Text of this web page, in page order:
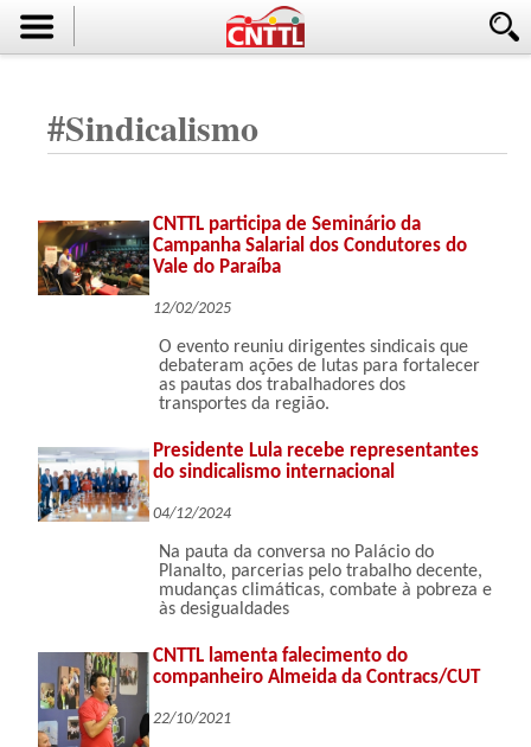
#Sindicalismo
CNTTL participa de Seminário da
Campanha Salarial dos Condutores do
Vale do Paraíba
12/02/2025
O evento reuniu dirigentes sindicais que
debateram ações de lutas para fortalecer
as pautas dos trabalhadores dos
transportes da região.
Presidente Lula recebe representantes
do sindicalismo internacional
04/12/2024
Na pauta da conversa no Palácio do
Planalto, parcerias pelo trabalho decente,
mudanças climáticas, combate à pobreza e
às desigualdades
CNTTL lamenta falecimento do
companheiro Almeida da Contracs/CUT
22/10/2021